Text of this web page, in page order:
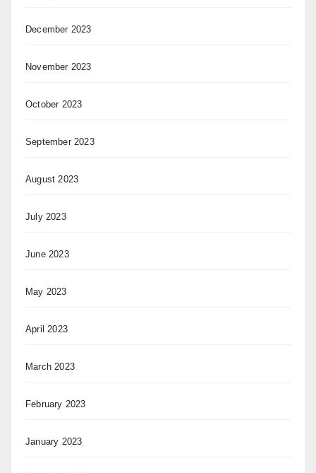
December 2023
November 2023
October 2023
September 2023
August 2023
July 2023
June 2023
May 2023
April 2023
March 2023
February 2023
January 2023